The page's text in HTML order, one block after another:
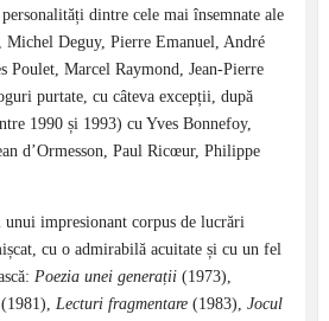
dintre cele mai însemnate ale
Deguy, Pierre Emanuel, André
Poulet, Marcel Raymond, Jean-Pierre
purtate, cu câteva excepții, după
1990 și 1993) cu Yves Bonnefoy,
d’Ormesson, Paul Ricœur, Philippe
impresionant corpus de lucrări
cu o admirabilă acuitate și cu un fel
Poezia unei generații (1973),
(1981), Lecturi fragmentare (1983), Jocul